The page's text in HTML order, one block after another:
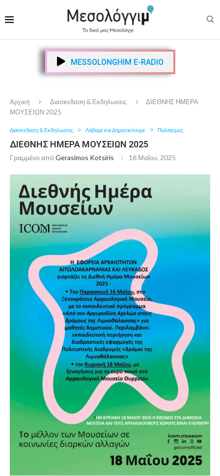
MESSOLONGHIM E-RADIO
Αρχική Διασκεδαση & Εκδηλωσεις
ΔΙΕΘΝΗΣ ΗΜΕΡΑ
ΜΟΥΣΕΙΩΝ 2025
Διασκεδαση & Εκδηλωσεις Λάβαμε και Δημοσιεύουμε Πολιτισμος
ΔΙΕΘΝΗΣ ΗΜΕΡΑ ΜΟΥΣΕΙΩΝ 2025
Γραμμένο από Gerasimos Kotsiris 16 Μαΐου, 2025